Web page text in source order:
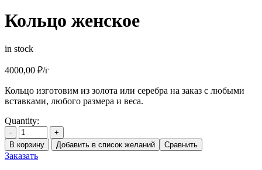
Кольцо женское
in stock
4000,00 ₽/г
Кольцо изготовим из золота или серебра на заказ с любыми
вставками, любого размера и веса.
Quantity:
-
+
В корзину
Добавить в список желаний Сравнить
Заказать